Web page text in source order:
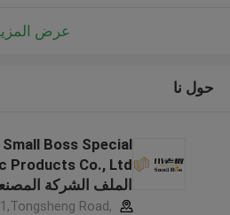
عرض
حول نا
Boss Special
الملف الشركة
Road,